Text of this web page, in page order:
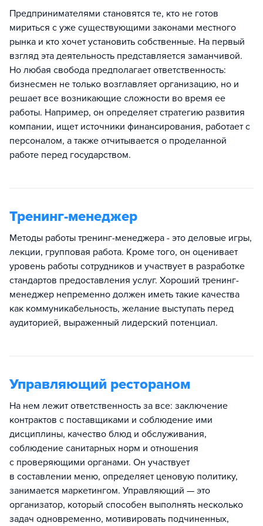
Предпринимателями становятся те, кто не готов
мириться с уже существующими законами местного
рынка и кто хочет установить собственные. На первый
взгляд эта деятельность представляется заманчивой.
Но любая свобода предполагает ответственность:
бизнесмен не только возглавляет организацию, но и
решает все возникающие сложности во время ее
работы. Например, он определяет стратегию развития
компании, ищет источники финансирования, работает с
персоналом, а также отчитывается о проделанной
работе перед государством.
Тренинг-менеджер
Методы работы тренинг-менеджера - это деловые игры,
лекции, групповая работа. Кроме того, он оценивает
уровень работы сотрудников и участвует в разработке
стандартов предоставления услуг. Хороший тренинг-
менеджер непременно должен иметь такие качества
как коммуникабельность, желание выступать перед
аудиторией, выраженный лидерский потенциал.
Управляющий рестораном
На нем лежит ответственность за все: заключение
контрактов с поставщиками и соблюдение ими
дисциплины, качество блюд и обслуживания,
соблюдение санитарных норм и отношения
с проверяющими органами. Он участвует
в составлении меню, определяет ценовую политику,
занимается маркетингом. Управляющий — это
организатор, который способен выполнять несколько
задач одновременно, мотивировать подчиненных,